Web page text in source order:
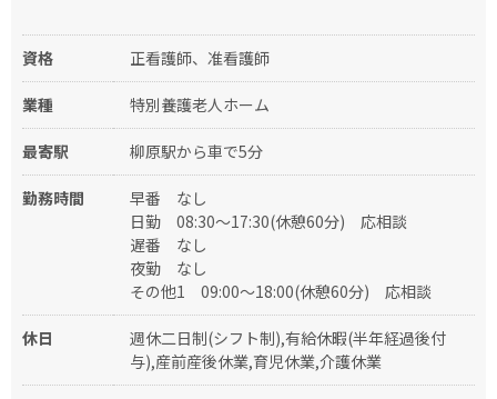
資格 正看護師、准看護師
業種 特別養護老人ホーム
最寄駅 柳原駅から車で5分
勤務時間 早番
なし
日勤
08:30～17:30(休憩60分)
応相談
遅番
なし
夜勤
なし
その他1
09:00～18:00(休憩60分) 応相談
休日
週休二日制(シフト制),有給休暇(半年経過後付
与),産前産後休業,育児休業,介護休業